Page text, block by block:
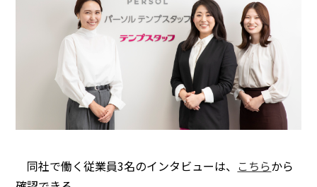
同社で働く従業員3名のインタビューは、 こちらから